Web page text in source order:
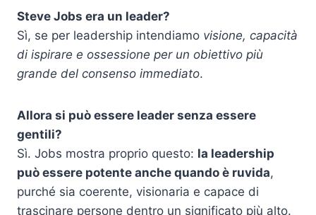
Steve Jobs era un leader?
Sì, se per leadership intendiamo visione, capacità
di ispirare e ossessione per un obiettivo più
grande del consenso immediato.
Allora si può essere leader senza essere
gentili?
Sì. Jobs mostra proprio questo: la leadership
può essere potente anche quando è ruvida,
purché sia coerente, visionaria e capace di
trascinare persone dentro un significato più alto.